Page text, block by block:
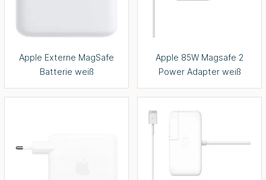
Apple Externe MagSafe
Batterie weiß
Apple 85W Magsafe 2
Power Adapter weiß